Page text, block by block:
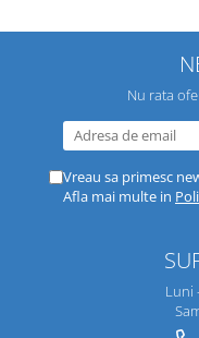
Nu rata
Vreau sa primesc
Afla mai multe in
Luni